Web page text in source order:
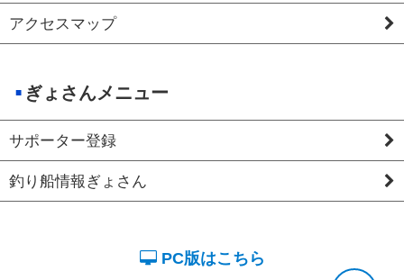
アクセスマップ
ぎょさんメニュー
サポーター登録
釣り船情報ぎょさん
PC版はこちら